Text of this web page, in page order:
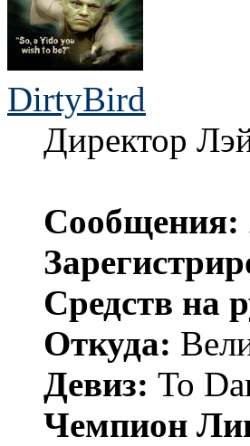
DirtyBird
Директор
Сообщения:
Средств на
Откуда:
Девиз: To
Чемпион